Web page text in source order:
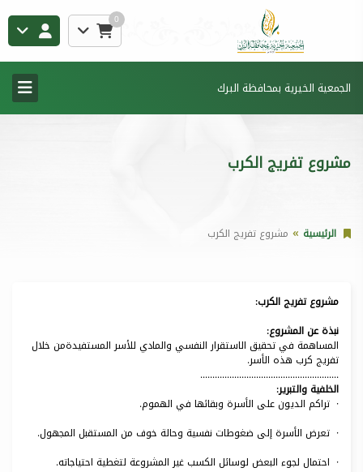
0
الجمعية الخيرية بمحافظة البرك
مشروع تفريج الكرب
الرئيسية مشروع تفريج الكرب
مشروع تفريج الكرب:
نبذة عن المشروع:
المساهمة في تحقيق الاستقرار النفسي والمادي للأسر المستفيدةمن خلال
تفريج كرب هذه الأسر.
.........................................................
الخلفية والتبرير:
· تراكم الديون على الأسرة وبقائها في الهموم.
· تعرض الأسرة إلى ضغوطات نفسية وحالة خوف من المستقبل المجهول.
· احتمال لجوء البعض لوسائل الكسب غير المشروعة لتغطية احتياجاته.